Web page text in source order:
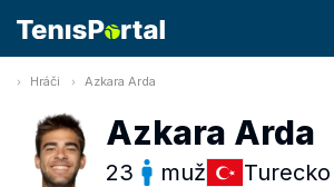
Hráči Azkara Arda
Azkara Arda
23 muž Turecko